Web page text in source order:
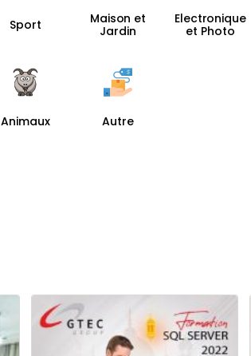
Sport
Maison et
Jardin
Electronique
et Photo
Animaux Autre